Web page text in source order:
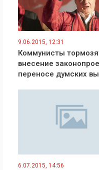
9.06.2015, 12:31
Коммунисты
внесение
переносе думских
6.07.2015, 14:56